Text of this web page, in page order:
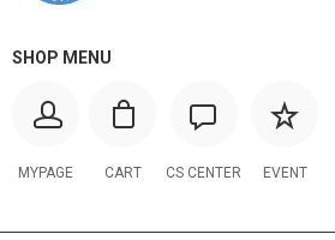
SHOP MENU
MYPAGE CART CS CENTER EVENT